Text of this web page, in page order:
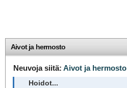
Aivot ja hermosto
Neuvoja siitä: Aivot ja hermosto
Hoidot...